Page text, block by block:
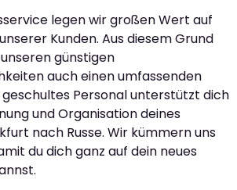
legen wir großen Wert auf
Kunden. Aus diesem Grund
günstigen
auch einen umfassenden
geschultes Personal unterstützt dich
und Organisation deines
nach Russe. Wir kümmern uns
du dich ganz auf dein neues